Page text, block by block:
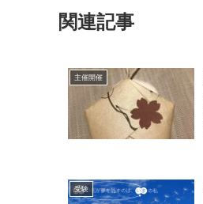
関連記事
主催開催
受験